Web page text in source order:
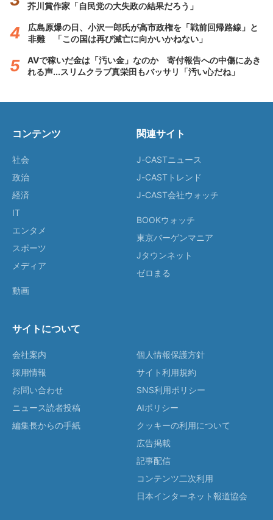
芥川賞作家「自民党の大失政の結果だろう」
広島原爆の日、小沢一郎氏が高市政権を「戦前回帰路線」と
非難 「この国は再び滅亡に向かいかねない」
AVで稼いだ金は「汚い金」なのか 寄付報告への中傷にあき
れる声...スリムクラブ真栄田もバッサリ「汚い心だね」
コンテンツ
社会
政治
経済
IT
エンタメ
スポーツ
メディア
動画
関連サイト
J-CASTニュース
J-CASTトレンド
J-CAST会社ウォッチ
BOOKウォッチ
東京バーゲンマニア
Jタウンネット
ゼロまる
サイトについて
会社案内
採用情報
お問い合わせ
ニュース読者投稿
編集長からの手紙
個人情報保護方針
サイト利用規約
SNS利用ポリシー
AIポリシー
クッキーの利用について
広告掲載
記事配信
コンテンツ二次利用
日本インターネット報道協会